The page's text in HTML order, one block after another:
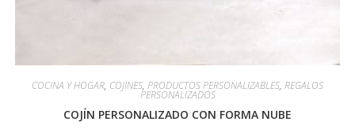
COCINA Y HOGAR, COJINES, PRODUCTOS PERSONALIZABLES, REGALOS
PERSONALIZADOS
COJÍN PERSONALIZADO CON FORMA NUBE